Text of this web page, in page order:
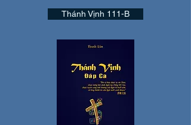
Thánh Vịnh 111-B